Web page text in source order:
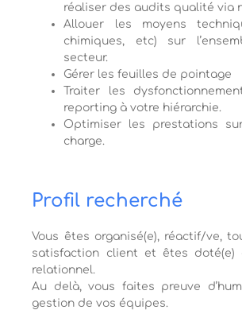
réaliser des audits qualité via
Allouer les moyens
chimiques, etc) sur
secteur.
Gérer les feuilles de pointage
Traiter les
reporting à votre hiérarchie.
Optimiser les prestations
charge.
Profil recherché
Vous êtes organisé(e), réactif/ve,
satisfaction client et êtes doté(e)
relationnel.
Au delà, vous faites preuve
gestion de vos équipes.